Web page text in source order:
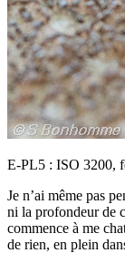
E-PL5 : ISO 3200,
Je n’ai même pas
ni la profondeur de
commence à me
de rien, en plein